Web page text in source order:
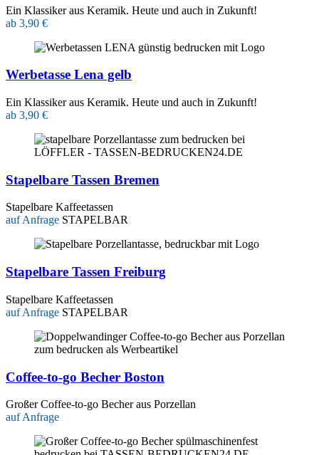
Ein Klassiker aus Keramik. Heute und auch in Zukunft!
ab 3,90 €
Werbetasse Lena gelb
Ein Klassiker aus Keramik. Heute und auch in Zukunft!
ab 3,90 €
Stapelbare Tassen Bremen
Stapelbare Kaffeetassen
auf Anfrage STAPELBAR
Stapelbare Tassen Freiburg
Stapelbare Kaffeetassen
auf Anfrage STAPELBAR
Coffee-to-go Becher Boston
Großer Coffee-to-go Becher aus Porzellan
auf Anfrage